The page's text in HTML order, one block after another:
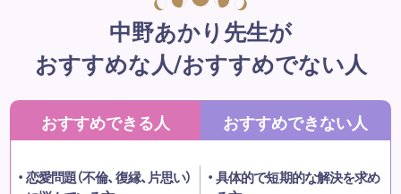
中野あかり先生が
おすすめな人/おすすめでない人
おすすめできる人
恋愛問題（不倫、復縁、片思い）
おすすめできない人
具体的で短期的な解決を求め